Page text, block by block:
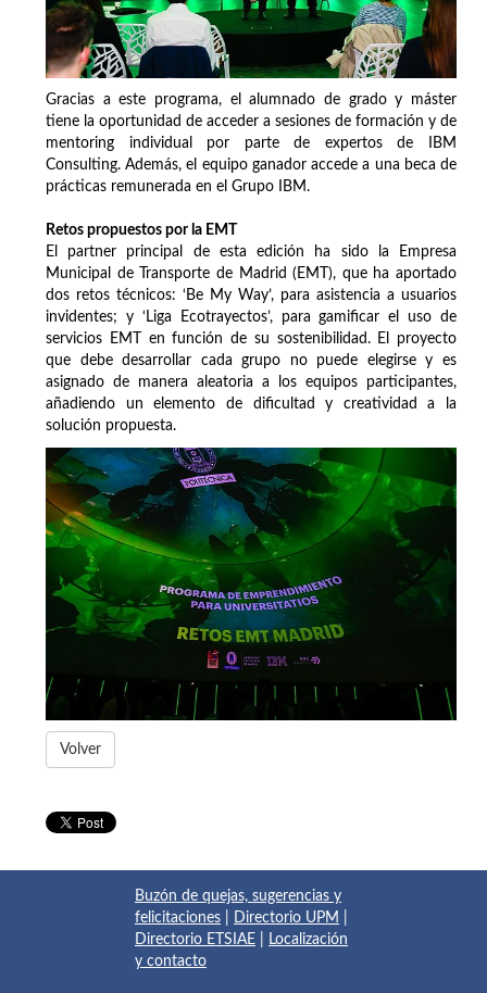
Gracias a este programa, el alumnado de grado y máster
tiene la oportunidad de acceder a sesiones de formación y de
mentoring individual por parte de expertos de IBM
Consulting. Además, el equipo ganador accede a una beca de
prácticas remunerada en el Grupo IBM.
Retos propuestos por la EMT
El partner principal de esta edición ha sido la Empresa
Municipal de Transporte de Madrid (EMT), que ha aportado
dos retos técnicos: ‘Be My Way’, para asistencia a usuarios
invidentes; y ‘Liga Ecotrayectos’, para gamificar el uso de
servicios EMT en función de su sostenibilidad. El proyecto
que debe desarrollar cada grupo no puede elegirse y es
asignado de manera aleatoria a los equipos participantes,
añadiendo un elemento de dificultad y creatividad a la
solución propuesta.
Volver
Buzón de quejas, sugerencias y
felicitaciones
Directorio UPM
Directorio ETSIAE
Localización
y contacto